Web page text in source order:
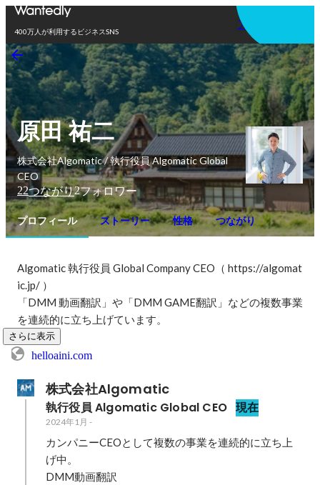
400万人が利用するビジネスSNS
アプリを使う
原田 祐二
株式会社Algomatic / 執行役員 Algomatic Global
CEO
22つながり2フォロワー
プロフィール ストーリー 性格 つながり
Algomatic 執行役員 Global Company CEO（ https://algomat
ic.jp/ ）
「DMM 動画翻訳」や「DMM GAME翻訳」などの複数事業
を連続的に立ち上げています。
さらに表示
helloaini.com
株式会社Algomatic
執行役員 Algomatic Global CEO 現在
2024年1月 -
カンパニーCEOとして複数の事業を連続的に立ち上
げ中。
DMM動画翻訳